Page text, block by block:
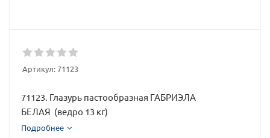
Артикул:71123
71123. Глазурь пастообразная ГАБРИЭЛА
БЕЛАЯ (ведро 13 кг)
Подробнее